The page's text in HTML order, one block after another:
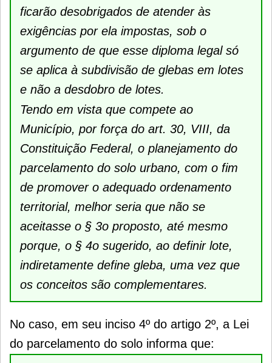
ficarão desobrigados de atender às
exigências por ela impostas, sob o
argumento de que esse diploma legal só
se aplica à subdivisão de glebas em lotes
e não a desdobro de lotes.
Tendo em vista que compete ao
Município, por força do art. 30, VIII, da
Constituição Federal, o planejamento do
parcelamento do solo urbano, com o fim
de promover o adequado ordenamento
territorial, melhor seria que não se
aceitasse o § 3o proposto, até mesmo
porque, o § 4o sugerido, ao definir lote,
indiretamente define gleba, uma vez que
os conceitos são complementares.
No caso, em seu inciso 4º do artigo 2º, a Lei
do parcelamento do solo informa que: